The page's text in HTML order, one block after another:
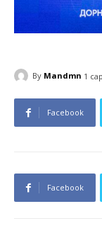
By Mandmn 1
Facebook
Facebook